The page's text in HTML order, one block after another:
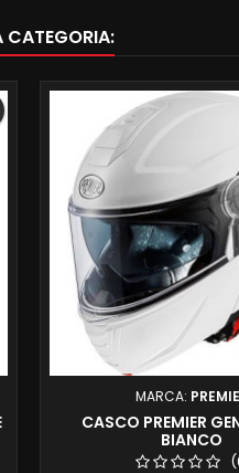
CATEGORIA:
MARCA:
CASCO PREMIER
BIANCO